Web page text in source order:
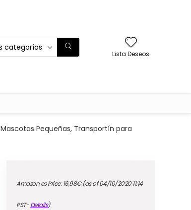
categorías
Lista Deseos
Pequeñas, Transportín para
Amazon.es Price:16,98€(as of 04/10/2020 11:14
PST-Details)